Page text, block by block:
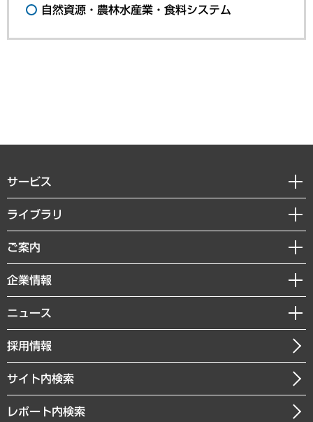
自然資源・農林水産業・食料システム
サービス
経営戦略
組織・人事戦略
デジタルイノベーション
共生・ダイバーシティ
GRC（ガバナンス・リスク・コンプライアンス）・防災（政策）
経済・産業・雇用・労働
まちづくり・観光・交通・スポーツ・スマートシティ
ライブラリ
経済調査
レポート
コラム
経営用語集
受託・受注実績（官公庁関連）
メディア掲載・出演
ご案内
セミナー・イベント情報
MUFGビジネスセミナー
受託案件情報
企業情報
私たちの想い
社長メッセージ
会社概要
沿革
ニュース
ニュースリリース
お知らせ
採用情報
サイト内検索
レポート内検索